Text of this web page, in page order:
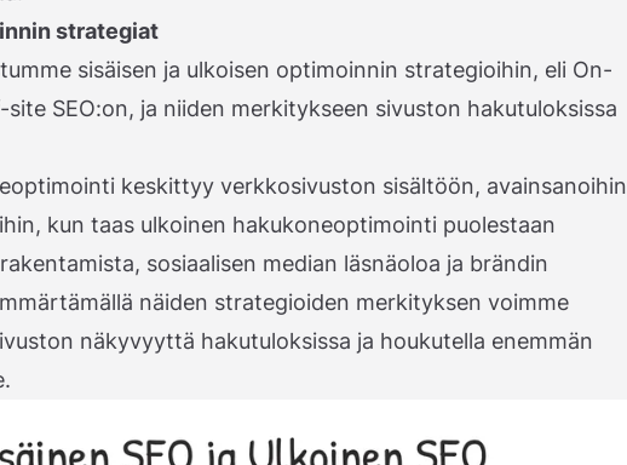
strategiat
sisäisen ja ulkoisen optimoinnin strategioihin, eli On-
site SEO:on, ja niiden merkitykseen sivuston hakutuloksissa
keskittyy verkkosivuston sisältöön, avainsanoihin
kun taas ulkoinen hakukoneoptimointi puolestaan
sosiaalisen median läsnäoloa ja brändin
näiden strategioiden merkityksen voimme
näkyvyyttä hakutuloksissa ja houkutella enemmän